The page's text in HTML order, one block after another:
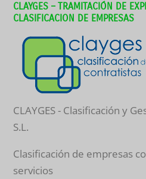
CLAYGES – TRAMITACIÓN DE
CLASIFICACION DE EMPRESAS
CLAYGES - Clasificación y
S.L.
Clasificación de empresas
servicios